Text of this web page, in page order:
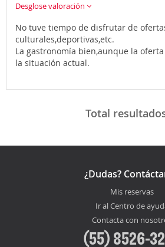
Desglose valoración
No tuve tiempo de disfrutar de
culturales,deportivas,etc.
La gastronomía bien,aunque la
la situación actual.
Total
¿Dudas?
Mis reservas
Ir al Centro de
Contacta con
(55) 8526-